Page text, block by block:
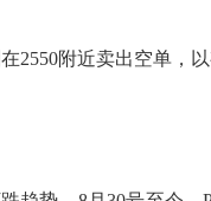
附近卖出空单，以